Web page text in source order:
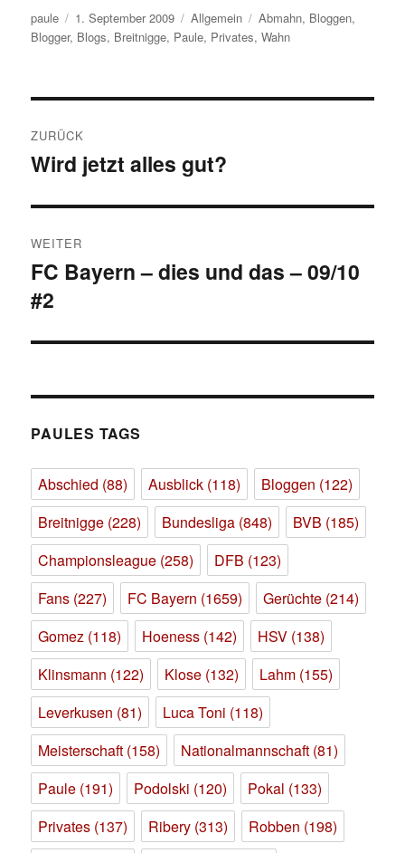
Autor
paule
Veröffentlicht
am
1. September 2009 Kategorien
Allgemein Schlagwörter
Abmahn, Bloggen,
Blogger, Blogs, Breitnigge, Paule, Privates,Wahn
ZURÜCK
Vorheriger
Wird jetzt alles gut?
WEITER
Nächster
Beitrag:
FC Bayern – dies und das – 09/10
#2
PAULES TAGS
Abschied (88) Ausblick (118) Bloggen (122)
Breitnigge (228) Bundesliga (848) BVB (185)
Championsleague (258) DFB (123)
Fans (227) FC Bayern (1659) Gerüchte (214)
Gomez (118) Hoeness (142) HSV (138)
Klinsmann (122) Klose (132) Lahm (155)
Leverkusen (81) Luca Toni (118)
Meisterschaft (158) Nationalmannschaft (81)
Paule (191) Podolski (120) Pokal (133)
Privates (137) Ribery (313) Robben (198)